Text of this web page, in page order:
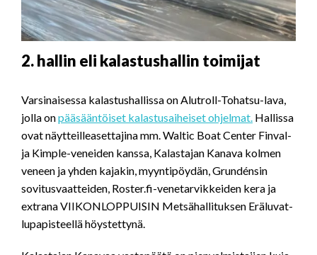
2. hallin eli kalastushallin toimijat
Varsinaisessa kalastushallissa on Alutroll-Tohatsu-lava,
jolla onpääsääntöiset kalastusaiheiset ohjelmat. Hallissa
ovat näytteilleasettajina mm. Waltic Boat Center Finval-
ja Kimple-veneiden kanssa, Kalastajan Kanava kolmen
veneen ja yhden kajakin, myyntipöydän, Grundénsin
sovitusvaatteiden, Roster.fi-venetarvikkeiden kera ja
extrana VIIKONLOPPUISIN Metsähallituksen Eräluvat-
lupapisteellä höystettynä.